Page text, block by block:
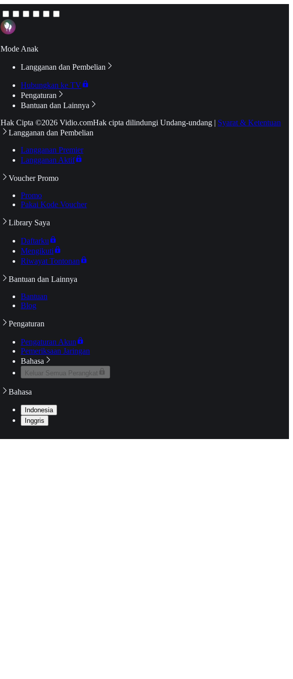
Mode Anak
Langganan dan Pembelian
Hubungkan ke TV
Pengaturan
Bantuan dan Lainnya
Hak Cipta ©2026 Vidio.comHak cipta dilindungi Undang-undang | Syarat & Ketentuan
Langganan dan Pembelian
Langganan Premier
Langganan Aktif
Voucher Promo
Promo
Pakai Kode Voucher
Library Saya
Daftarku
Mengikuti
Riwayat Tontonan
Bantuan dan Lainnya
Bantuan
Blog
Pengaturan
Pengaturan Akun
Pemeriksaan Jaringan
Bahasa
Keluar Semua Perangkat
Bahasa
Indonesia
Inggris